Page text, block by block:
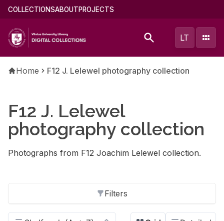
Skip
main
content
Main
(english)
COLLECTIONSABOUTPROJECTS
LT
Breadcrumb
Home F12 J. Lelewel photography collection
F12 J. Lelewel
photography collection
Photographs from F12 Joachim Lelewel collection.
Filters